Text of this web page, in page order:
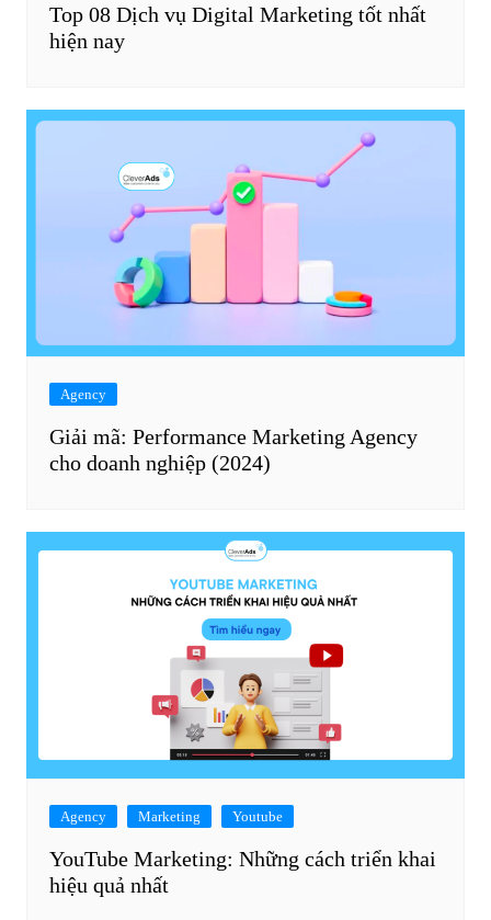
Top 08 Dịch vụ Digital Marketing tốt nhất
hiện nay
Agency
Giải mã: Performance Marketing Agency
cho doanh nghiệp (2024)
Agency Marketing Youtube
YouTube Marketing: Những cách triển khai
hiệu quả nhất